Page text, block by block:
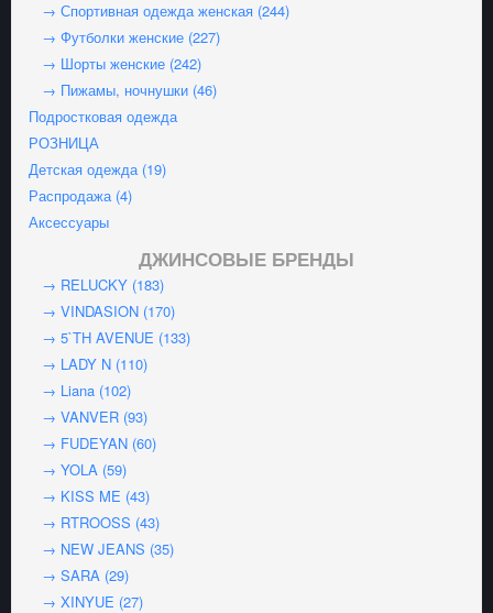
→ Спортивная одежда женская (244)
→ Футболки женские (227)
→ Шорты женские (242)
→ Пижамы, ночнушки (46)
Подростковая одежда
РОЗНИЦА
Детская одежда (19)
Распродажа (4)
Аксессуары
ДЖИНСОВЫЕ БРЕНДЫ
→ RELUCKY (183)
→ VINDASION (170)
→ 5`TH AVENUE (133)
→ LADY N (110)
→ Liana (102)
→ VANVER (93)
→ FUDEYAN (60)
→ YOLA (59)
→ KISS ME (43)
→ RTROOSS (43)
→ NEW JEANS (35)
→ SARA (29)
→ XINYUE (27)